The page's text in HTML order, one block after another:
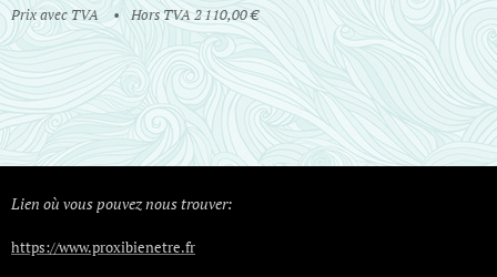
Prix avec TVA Hors TVA 2 110,00 €
Lien où vous pouvez nous trouver:
https://www.proxibienetre.fr